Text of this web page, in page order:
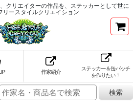
クリエイターの作品を、ステッカーとして世に
リースタイルクリエイション
作家紹介
ステッカー＆缶バッチ
を作りたい！